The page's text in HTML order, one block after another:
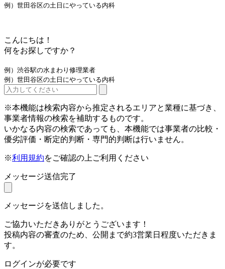
例）世田谷区の土日にやっている内科
こんにちは！
何をお探しですか？
例）渋谷駅の水まわり修理業者
例）世田谷区の土日にやっている内科
※本機能は検索内容から推定されるエリアと業種に基づき、
事業者情報の検索を補助するものです。
いかなる内容の検索であっても、本機能では事業者の比較・
優劣評価・断定的判断・専門的判断は行いません。
※利用規約をご確認の上ご利用ください
メッセージ送信完了
メッセージを送信しました。
ご協力いただきありがとうございます！
投稿内容の審査のため、公開まで約3営業日程度いただきま
す。
ログインが必要です